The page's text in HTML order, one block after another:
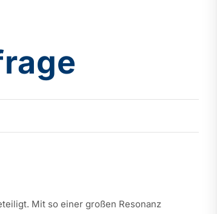
Mit so einer großen Resonanz